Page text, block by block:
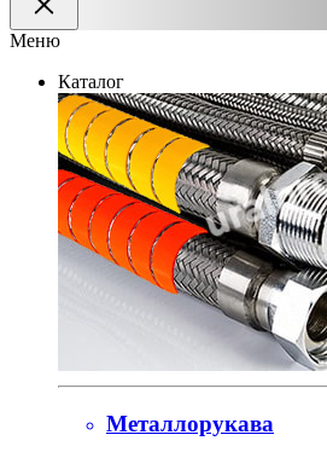
Меню
Каталог
Металлорукава